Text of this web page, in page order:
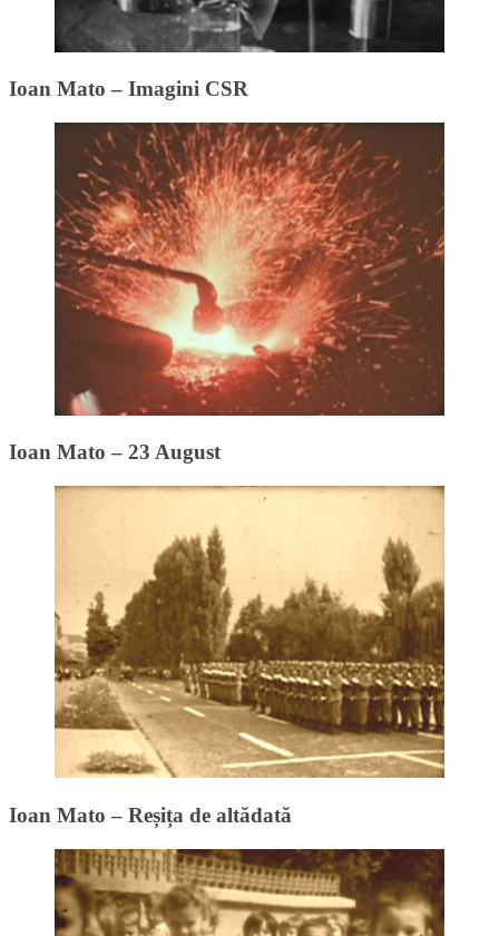
Ioan Mato – Imagini CSR
Ioan Mato – 23 August
Ioan Mato – Reșița de altădată